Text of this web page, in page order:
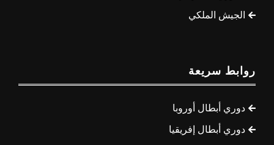
الجيش الملكي
روابط سريعة
دوري أبطال أوروبا
دوري أبطال إفريقيا